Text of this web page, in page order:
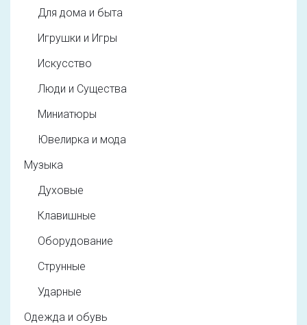
Для дома и быта
Игрушки и Игры
Искусство
Люди и Существа
Миниатюры
Ювелирка и мода
Музыка
Духовые
Клавишные
Оборудование
Струнные
Ударные
Одежда и обувь